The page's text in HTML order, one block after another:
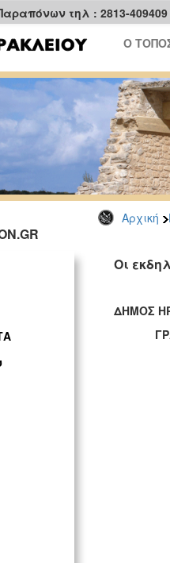
τηλ : 2813-409409
Ο
Αρχική
Οι
ΔΗΜΟΣ